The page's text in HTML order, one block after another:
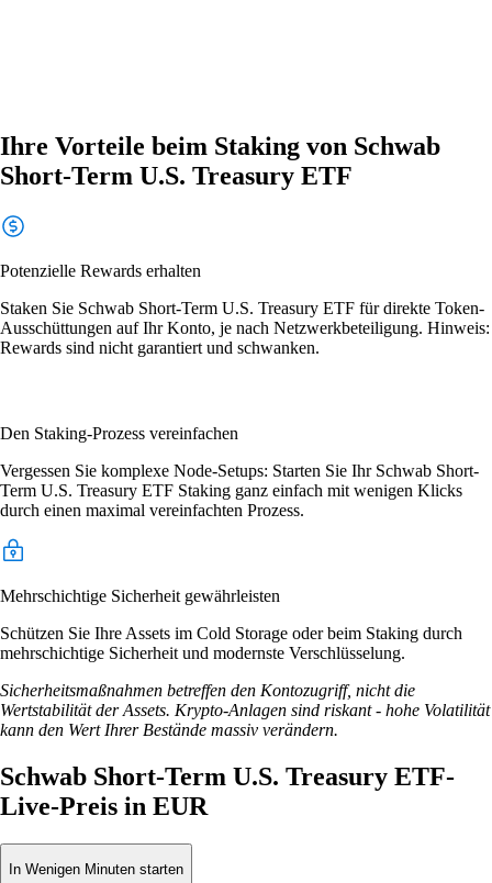
Ihre Vorteile beim Staking von Schwab
Short-Term U.S. Treasury ETF
Potenzielle Rewards erhalten
Staken Sie Schwab Short-Term U.S. Treasury ETF für direkte Token-
Ausschüttungen auf Ihr Konto, je nach Netzwerkbeteiligung. Hinweis:
Rewards sind nicht garantiert und schwanken.
Den Staking-Prozess vereinfachen
Vergessen Sie komplexe Node-Setups: Starten Sie Ihr Schwab Short-
Term U.S. Treasury ETF Staking ganz einfach mit wenigen Klicks
durch einen maximal vereinfachten Prozess.
Mehrschichtige Sicherheit gewährleisten
Schützen Sie Ihre Assets im Cold Storage oder beim Staking durch
mehrschichtige Sicherheit und modernste Verschlüsselung.
Sicherheitsmaßnahmen betreffen den Kontozugriff, nicht die
Wertstabilität der Assets. Krypto-Anlagen sind riskant - hohe Volatilität
kann den Wert Ihrer Bestände massiv verändern.
Schwab Short-Term U.S. Treasury ETF-
Live-Preis in EUR
In Wenigen Minuten starten